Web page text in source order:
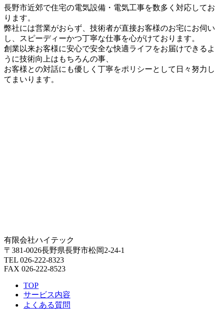
長野市近郊で住宅の電気設備・電気工事を数多く対応してお
ります。
弊社には営業がおらず、技術者が直接お客様のお宅にお伺い
し、スピーディーかつ丁寧な仕事を心がけております。
創業以来お客様に安心で安全な快適ライフをお届けできるよ
うに技術向上はもちろんの事、
お客様との対話にも優しく丁寧をポリシーとして日々努力し
てまいります。
有限会社ハイテック
〒381-0026長野県長野市松岡2-24-1
TEL 026-222-8323
FAX 026-222-8523
TOP
サービス内容
よくある質問